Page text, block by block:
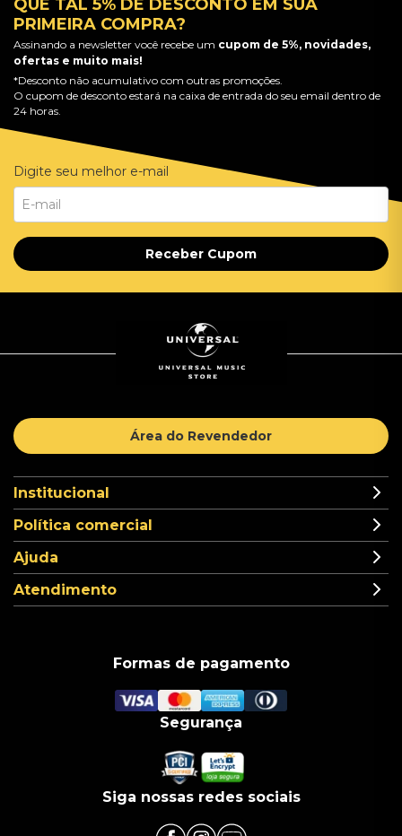
QUE TAL 5% DE DESCONTO EM SUA
PRIMEIRA COMPRA?
Assinando a newsletter você recebe um cupom de 5%, novidades,
ofertas e muito mais!
*Desconto não acumulativo com outras promoções.
O cupom de desconto estará na caixa de entrada do seu email dentro de
24 horas.
Digite seu melhor e-mail
Receber Cupom
Área do Revendedor
Institucional
Política comercial
Ajuda
Atendimento
Formas de pagamento
Segurança
Siga nossas redes sociais